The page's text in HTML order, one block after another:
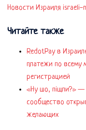
Новости Израиля israeli-
Читайте также
RedotPay в
платежи по всему
регистрацией
«Ну шо, пішли?» —
сообщество
желающих